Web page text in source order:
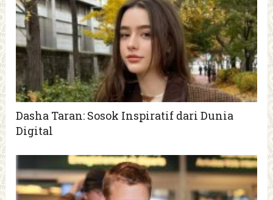
Dasha Taran: Sosok Inspiratif dari Dunia
Digital